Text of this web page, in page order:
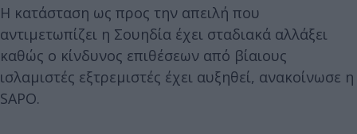
Η κατάσταση ως προς την απειλή που
αντιμετωπίζει η Σουηδία έχει σταδιακά αλλάξει
καθώς ο κίνδυνος επιθέσεων από βίαιους
ισλαμιστές εξτρεμιστές έχει αυξηθεί, ανακοίνωσε η
SAPO.